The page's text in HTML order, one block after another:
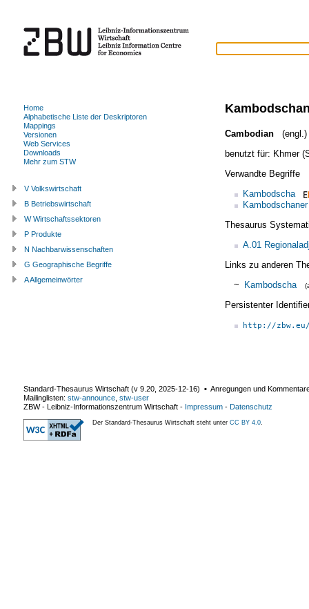
Cambodian
(engl.)
benutzt für: Khmer
Verwandte Begriffe
Kambodscha
Kambodschaner
Thesaurus
A.01
Links zu anderen
~ Kambodscha
Persistenter
http://
Home
Alphabetische Liste der Deskriptoren
Mappings
Versionen
Web Services
Downloads
Mehr zum STW
V Volkswirtschaft
B Betriebswirtschaft
W Wirtschaftssektoren
P Produkte
N Nachbarwissenschaften
G Geographische Begriffe
A Allgemeinwörter
Standard-Thesaurus Wirtschaft (v 9.20 2025-12-16) ▪ Anregungen und
Mailinglisten: stw-announce stw-user
ZBW - Leibniz-Informationszentrum Wirtschaft - Impressum - Datenschutz
Der Standard-Thesaurus Wirtschaft steht unter CC BY 4.0